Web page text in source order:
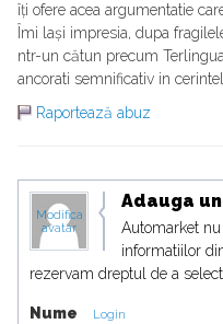
îți ofere acea argumentatie
Îmi lași impresia, dupa
ntr-un cătun precum
ancorati semnificativ in
Raportează abuz
Modifica
avatar
Adauga
Automarket
informatiilor
rezervam dreptul de a
Nume Login